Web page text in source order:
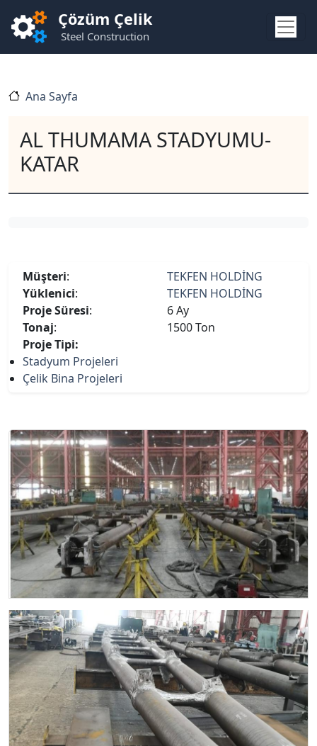
Ana içeriğe atla
Çözüm Çelik
Steel Construction
Ana Sayfa
AL THUMAMA STADYUMU-
KATAR
Müşteri:
TEKFEN HOLDİNG
Yüklenici:
TEKFEN HOLDİNG
Proje Süresi:
6 Ay
Tonaj:
1500 Ton
Proje Tipi:
Stadyum Projeleri
Çelik Bina Projeleri